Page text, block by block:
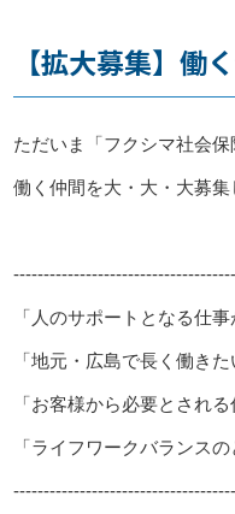
【拡大募集】働
ただいま「フクシマ社会保
働く仲間を大・大・大募集
「人のサポートとなる仕事
「地元・広島で長く働きた
「お客様から必要とされる
「ライフワークバランス